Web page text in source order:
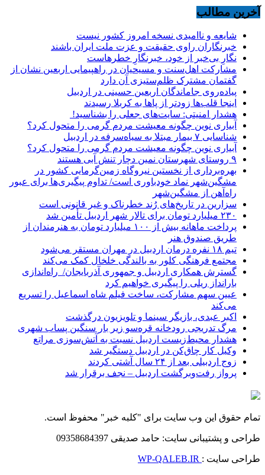
آخرین مطالب
شایعه و ناامیدی نسخه امروز کشور نیست
خبرنگاران راوی حقیقت و عزت ملت ایران باشند
نگارِ بی‌خبر از خود، خبرنگارِ خطرهاست
مشارکت اهل‌سنت و مسیحیان در راهپیمایی اربعین نشان از
گفتمان مشترک ظلم‌ستیزی آن دارد
پیاده‌روی جاماندگان اربعین حسینی در اردبیل
اینجا قلب‌ها زودتر از پاها به کربلا رسیدند
هشدار امنیتی: سایت‌های جعلی را بشناسید!
آبیاری نوین چگونه معیشت مردم گرمی را متحول کرد؟
شناسایی ۷ بیمار مبتلا به سیاه‌سرفه در اردبیل
آبیاری نوین چگونه معیشت مردم گرمی را متحول کرد؟
۹ روستای شهرستان نمین دچار تنش آبی هستند
بهره‌برداری از نخستین نیروگاه زمین‌گرمایی کشور در
مشگین‌شهر نماد خودباوری است/ تداوم پیگیری‌ها برای عبور
راه‌آهن از مشگین‌شهر
سزارین در تاریخ‌های رُند خطرناک و غیر قانونی است
۲۳۰ میلیارد تومان برای تالار شهر اردبیل تأمین شد
پرداخت ماهانه بیش از ۱۰۰ میلیارد تومان به هنرمندان از
طریق صندوق هنر
تیم ۱۸ نفره درمان اردبیل در مهران مستقر می‌شود
مجتمع فرهنگی کلور به بالندگی خلخال کمک می‌کند
گسترش همکاری اردبیل و جمهوری آذربایجان/ راه‌اندازی
بارانداز ریلی را پیگیری خواهیم کرد
عیین سهم مشارکت، ساخت فیلم شاه‌ اسماعیل را تسریع
می‌کند
اکبر عبدی، بازیگر سینما و تلویزیون درگذشت
مرگ تدریجی رودخانه قره‌سو زیر بار سنگین پساب شهری
هشدار محیط‌زیست اردبیل نسبت به آتش‌سوزی مراتع
وکیل کار چاق‌کن در اردبیل دستگیر شد
زوج اردبیلی بعد از ۲۴ سال آشتی کردند
پرواز رفت‌وبرگشت اردبیل – نجف برقرار شد
تمام حقوق این وب سایت برای "کلبه خبر" محفوظ است.
طراحی و پشتیبانی سایت: حامد صدیقی 09358684397
طراحی سایت :